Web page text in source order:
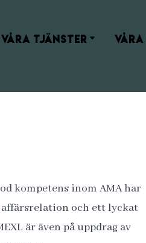
VÅRA TJÄNSTER
kompetens inom AMA har
och ett lyckat
är även på uppdrag av